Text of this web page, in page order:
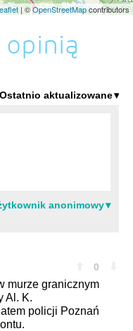
| ©OpenStreetMapcontributors